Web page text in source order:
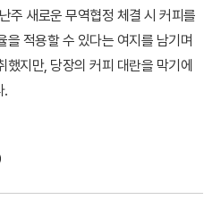
주 새로운 무역협정 체결 시 커피를
적용할 수 있다는 여지를 남기며
지만, 당장의 커피 대란을 막기에
.